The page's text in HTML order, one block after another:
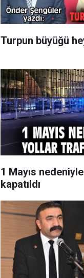
Turpun büyüğü
1 Mayıs
kapatıldı